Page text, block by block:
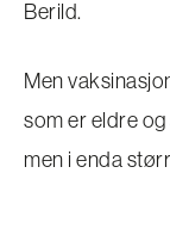
Berild.
Men
som er eldre
men i enda